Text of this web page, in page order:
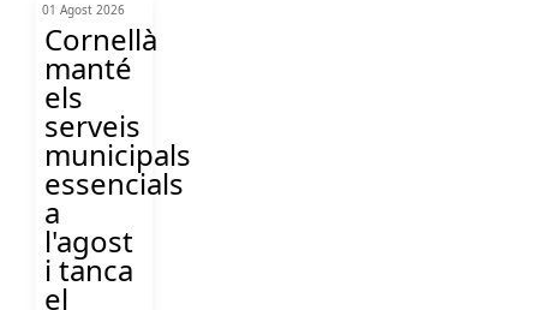
01 Agost 2026
Cornellà
manté
els
serveis
municipals
essencials
a
l'agost
i tanca
el